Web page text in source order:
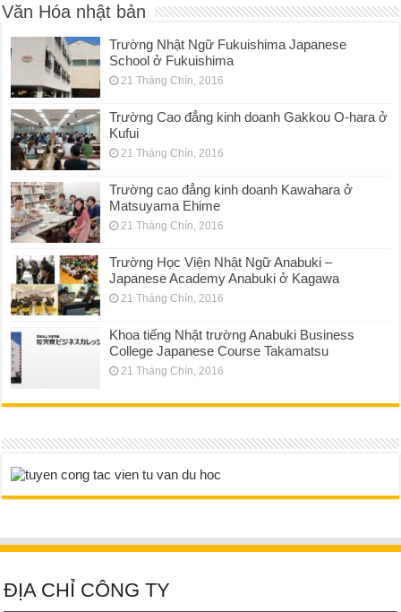
Văn Hóa nhật bản
Trường Nhật Ngữ Fukuishima Japanese
School ở Fukuishima
21 Tháng Chín, 2016
Trường Cao đẳng kinh doanh Gakkou O-hara ở
Kufui
21 Tháng Chín, 2016
Trường cao đẳng kinh doanh Kawahara ở
Matsuyama Ehime
21 Tháng Chín, 2016
Trường Học Viện Nhật Ngữ Anabuki –
Japanese Academy Anabuki ở Kagawa
21 Tháng Chín, 2016
Khoa tiếng Nhật trường Anabuki Business
College Japanese Course Takamatsu
21 Tháng Chín, 2016
ĐỊA CHỈ CÔNG TY